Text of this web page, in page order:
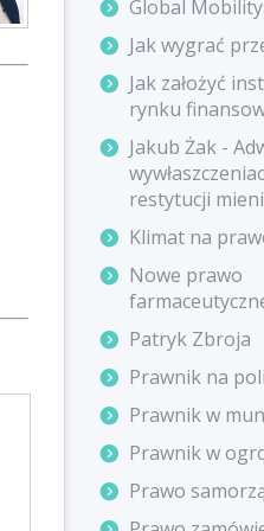
Global Mobility
Jak wygrać
Jak założyć
rynku
Jakub Żak -
restytucji
Klimat na
Nowe prawo
Patryk Zbroja
Prawnik na
Prawnik w
Prawnik w
Prawo